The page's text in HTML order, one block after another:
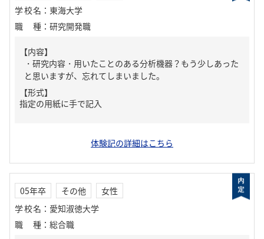
学校名 ： 東海大学
職種 ： 研究開発職
【内容】
・研究内容・用いたことのある分析機器？もう少しあった
と思いますが、忘れてしまいました。
【形式】
指定の用紙に手で記入
体験記の詳細はこちら
05年卒 その他
女性
学校名 ： 愛知淑徳大学
職種 ： 総合職